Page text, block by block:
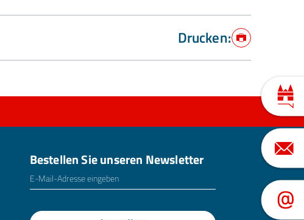
Drucken: Drucken
Bestellen Sie unseren Newsletter
E-Mailadresse